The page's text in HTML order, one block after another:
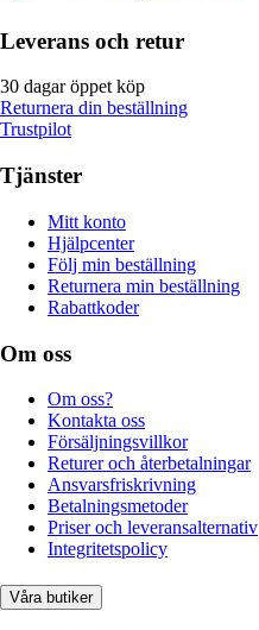
Leverans och retur
30 dagar öppet köp
Returnera din beställning
Trustpilot
Tjänster
Mitt konto
Hjälpcenter
Följ min beställning
Returnera min beställning
Rabattkoder
Om oss
Om oss?
Kontakta oss
Försäljningsvillkor
Returer och återbetalningar
Ansvarsfriskrivning
Betalningsmetoder
Priser och leveransalternativ
Integritetspolicy
Våra butiker